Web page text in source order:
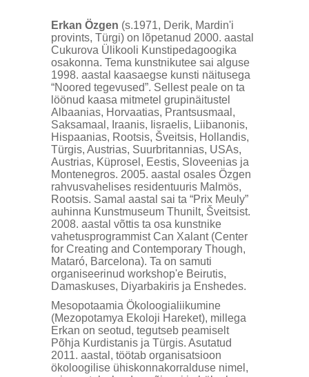
Erkan Özgen (s.1971, Derik, Mardin'i
provints, Türgi) on lõpetanud 2000. aastal
Cukurova Ülikooli Kunstipedagoogika
osakonna. Tema kunstnikutee sai alguse
1998. aastal kaasaegse kunsti näitusega
“Noored tegevused”. Sellest peale on ta
löönud kaasa mitmetel grupinäitustel
Albaanias, Horvaatias, Prantsusmaal,
Saksamaal, Iraanis, Iisraelis, Liibanonis,
Hispaanias, Rootsis, Šveitsis, Hollandis,
Türgis, Austrias, Suurbritannias, USAs,
Austrias, Küprosel, Eestis, Sloveenias ja
Montenegros. 2005. aastal osales Özgen
rahvusvahelises residentuuris Malmös,
Rootsis. Samal aastal sai ta “Prix Meuly”
auhinna Kunstmuseum Thunilt, Šveitsist.
2008. aastal võttis ta osa kunstnike
vahetusprogrammist Can Xalant (Center
for Creating and Contemporary Though,
Mataró, Barcelona). Ta on samuti
organiseerinud workshop'e Beirutis,
Damaskuses, Diyarbakiris ja Enshedes.
Mesopotaamia Ökoloogialiikumine
(Mezopotamya Ekoloji Hareket), millega
Erkan on seotud, tegutseb peamiselt
Põhja Kurdistanis ja Türgis. Asutatud
2011. aastal, töötab organisatsioon
ökoloogilise ühiskonnakorralduse nimel,